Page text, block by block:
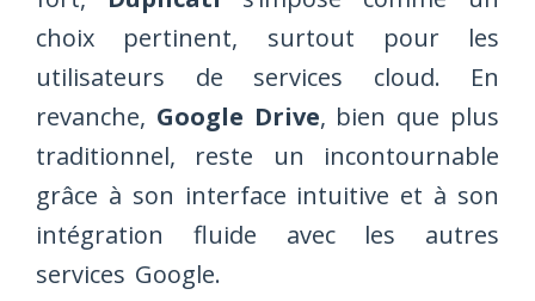
choix pertinent, surtout pour les
utilisateurs de services cloud. En
revanche, Google Drive, bien que plus
traditionnel, reste un incontournable
grâce à son interface intuitive et à son
intégration fluide avec les autres
services Google.